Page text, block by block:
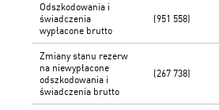
Odszkodowania i
świadczenia
wypłacone brutto
(951 558)
Zmiany stanu rezerw
na niewypłacone
odszkodowania i
świadczenia brutto
(267 738)